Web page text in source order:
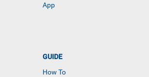
App
GUIDE
How To